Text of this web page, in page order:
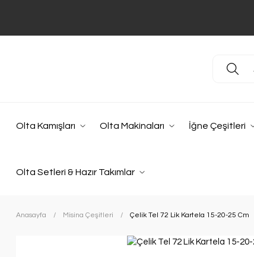
Olta Kamışları Olta Makinaları İğne Çeşitleri
Olta Setleri & Hazır Takımlar
Anasayfa Misina Çeşitleri Çelik Tel 72 Lik Kartela 15-20-25 Cm